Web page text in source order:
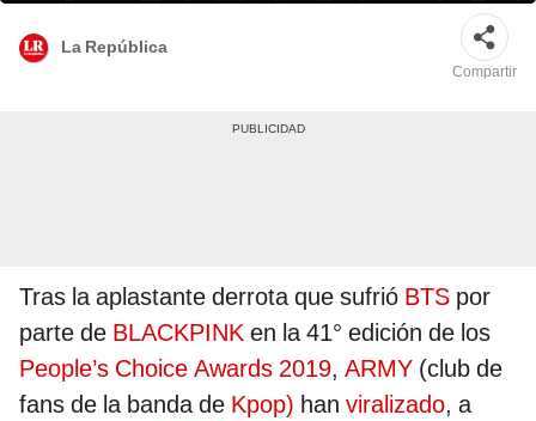
La República
Compartir
Tras la aplastante derrota que sufrió BTS por
parte de BLACKPINK en la 41° edición de los
People’s Choice Awards 2019, ARMY (club de
fans de la banda de Kpop) han viralizado, a